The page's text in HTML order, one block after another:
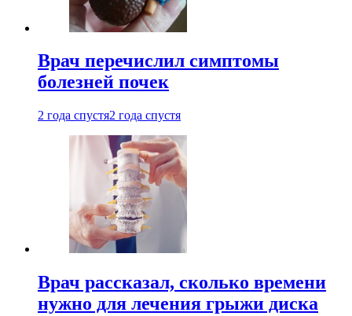
Врач перечислил симптомы
болезней почек
2 года спустя2 года спустя
Врач рассказал, сколько времени
нужно для лечения грыжи диска